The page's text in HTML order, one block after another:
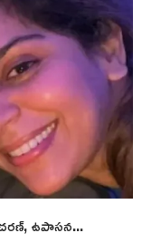
చరణ్, ఉపాసన...